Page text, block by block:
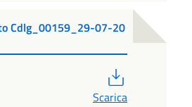
Cdlg_00159_29-07-20
Scarica